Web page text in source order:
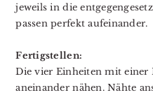
jeweils in die
passen perfekt aufeinander.
Fertigstellen:
Die vier Einheiten mit einer
aneinander nähen. Nähte